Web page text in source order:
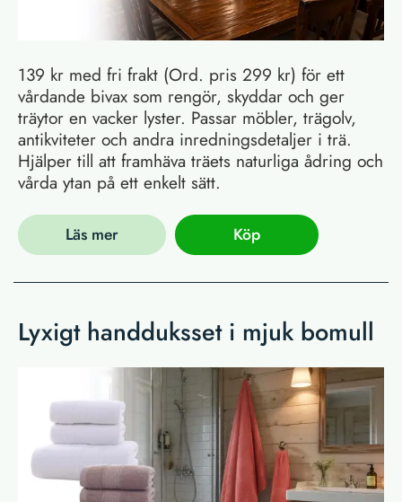
139 kr med fri frakt (Ord. pris 299 kr) för ett
vårdande bivax som rengör, skyddar och ger
träytor en vacker lyster. Passar möbler, trägolv,
antikviteter och andra inredningsdetaljer i trä.
Hjälper till att framhäva träets naturliga ådring och
vårda ytan på ett enkelt sätt.
Läs mer Köp
Lyxigt handduksset i mjuk bomull